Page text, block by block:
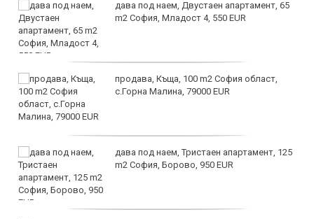
дава под наем, Двустаен апартамент, 65
m2 София, Младост 4, 550 EUR
продава, Къща, 100 m2 София област,
с.Горна Малина, 79000 EUR
дава под наем, Тристаен апартамент, 125
m2 София, Борово, 950 EUR